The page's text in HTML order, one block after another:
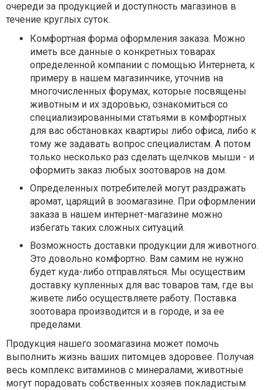
очереди за продукцией и доступность магазинов в
течение круглых суток.
Комфортная форма оформления заказа. Можно
иметь все данные о конкретных товарах
определенной компании с помощью Интернета, к
примеру в нашем магазинчике, уточнив на
многочисленных форумах, которые посвящены
животным и их здоровью, ознакомиться со
специализированными статьями в комфортных
для вас обстановках квартиры либо офиса, либо к
тому же задавать вопрос специалистам. А потом
только несколько раз сделать щелчков мыши - и
оформить заказ любых зоотоваров на дом.
Определенных потребителей могут раздражать
аромат, царящий в зоомагазине. При оформлении
заказа в нашем интернет-магазине можно
избегать таких сложных ситуаций.
Возможность доставки продукции для животного.
Это довольно комфортно. Вам самим не нужно
будет куда-либо отправляться. Мы осуществим
доставку купленных для вас товаров там, где вы
живете либо осуществляете работу. Поставка
зоотовара производится и в городе, и за ее
пределами.
Продукция нашего зоомагазина может помочь
выполнить жизнь ваших питомцев здоровее. Получая
весь комплекс витаминов с минералами, животные
могут порадовать собственных хозяев покладистым